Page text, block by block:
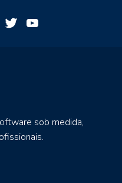
sob medida,